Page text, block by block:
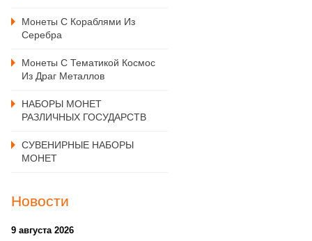
Монеты С Кораблями Из
Серебра
Монеты С Тематикой Космос
Из Драг Металлов
НАБОРЫ МОНЕТ
РАЗЛИЧНЫХ ГОСУДАРСТВ
СУВЕНИРНЫЕ НАБОРЫ
МОНЕТ
Новости
9 августа 2026